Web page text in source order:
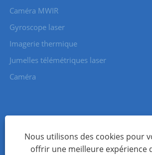
Caméra MWIR
Gyroscope laser
Imagerie thermique
Jumelles télémétriques laser
Caméra
Tél: +86-13312989908 (WeChat)
Nous utilisons des cookies pour
offrir une meilleure expérience